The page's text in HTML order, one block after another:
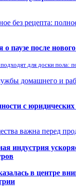
без рецепта:
паузе после
для доски пола:
домашнего и
с
важна перед
индустрия
в центре